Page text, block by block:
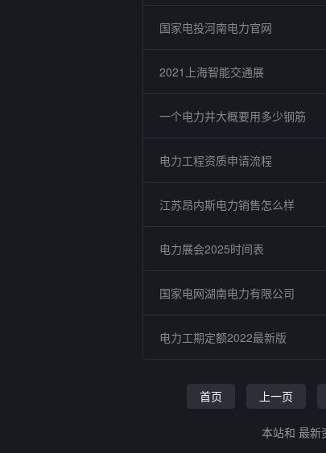
国家电投河南电力官网
2021上海智能交通展
一个电力井大概要用多少钢筋
电力工程资质申请流程
江苏昂内斯电力销售怎么样
电力展会2025时间表
国家电网湖南电力有限公司
电力工期定额2022最新版
首页 上一页
本站和 最新